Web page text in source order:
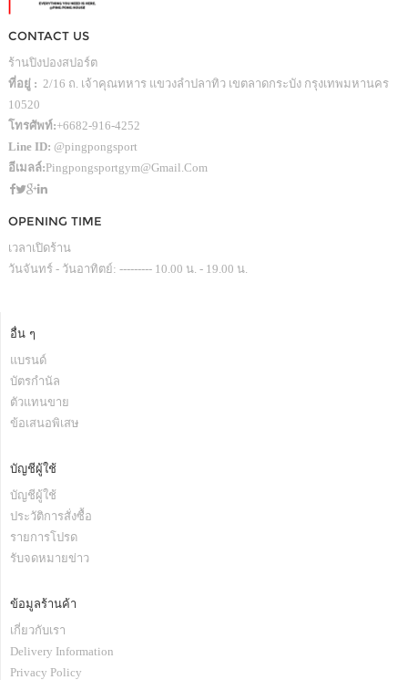
CONTACT US
ร้านปิงปองสปอร์ต
ที่อยู่ : 2/16 ถ. เจ้าคุณทหาร แขวงลำปลาทิว เขตลาดกระบัง กรุงเทพมหานคร
10520
โทรศัพท์:+6682-916-4252
Line ID: @pingpongsport
อีเมลล์:Pingpongsportgym@gmail.com
OPENING TIME
เวลาเปิดร้าน
วันจันทร์ - วันอาทิตย์: --------- 10.00 น. - 19.00 น.
อื่น ๆ
แบรนด์
บัตรกำนัล
ตัวแทนขาย
ข้อเสนอพิเสษ
บัญชีผู้ใช้
บัญชีผู้ใช้
ประวัติการสั่งซื้อ
รายการโปรด
รับจดหมายข่าว
ข้อมูลร้านค้า
เกี่ยวกับเรา
Delivery Information
Privacy Policy